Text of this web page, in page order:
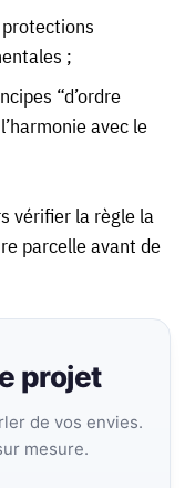
;
“d’ordre
avec le
vérifier la règle la
parcelle avant de
projet
de vos envies.
mesure.